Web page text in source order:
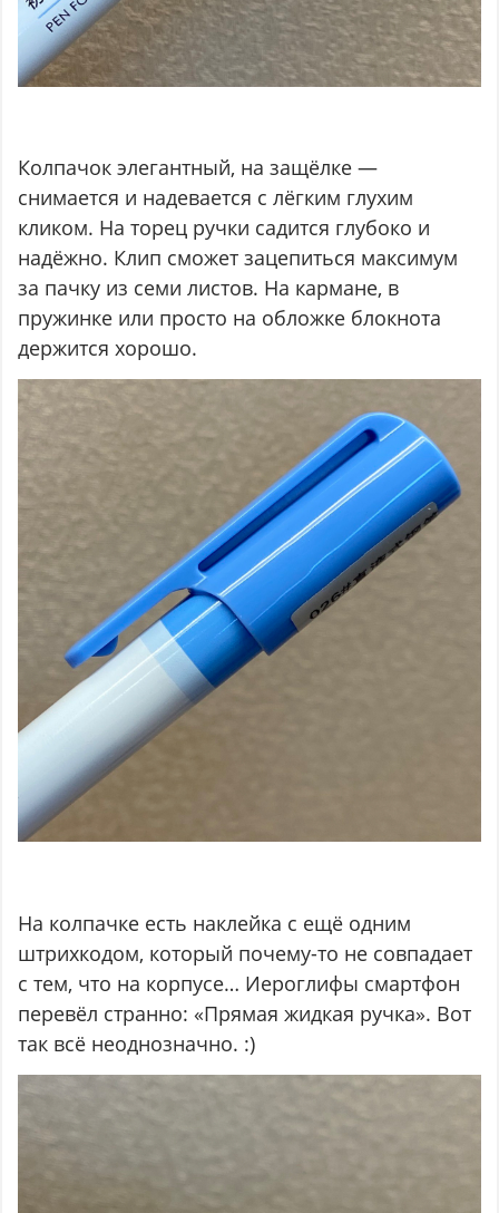
Колпачок элегантный, на защёлке —
снимается и надевается с лёгким глухим
кликом. На торец ручки садится глубоко и
надёжно. Клип сможет зацепиться максимум
за пачку из семи листов. На кармане, в
пружинке или просто на обложке блокнота
держится хорошо.
На колпачке есть наклейка с ещё одним
штрихкодом, который почему-то не совпадает
с тем, что на корпусе… Иероглифы смартфон
перевёл странно: «Прямая жидкая ручка». Вот
так всё неоднозначно. :)